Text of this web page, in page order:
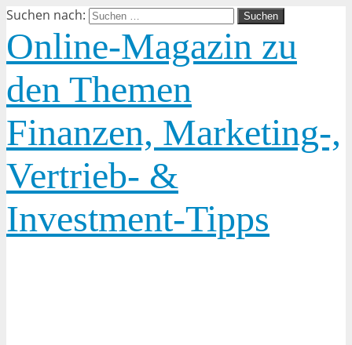
Suchen nach:
Online-Magazin zu
den Themen
Finanzen, Marketing-,
Vertrieb- &
Investment-Tipps